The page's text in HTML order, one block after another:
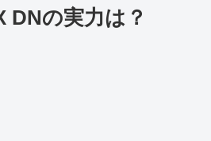
DNの実力は？